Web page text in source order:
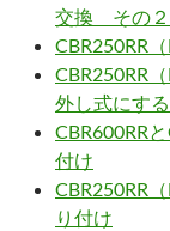
交換 その２
CBR250RR
CBR250RR
外し式にする
CBR600RR
付け
CBR250RR
り付け